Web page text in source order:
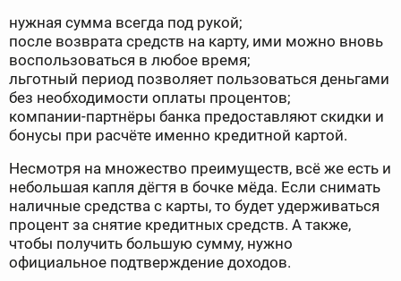
нужная сумма всегда под рукой;
после возврата средств на карту, ими можно вновь
воспользоваться в любое время;
льготный период позволяет пользоваться деньгами
без необходимости оплаты процентов;
компании-партнёры банка предоставляют скидки и
бонусы при расчёте именно кредитной картой.
Несмотря на множество преимуществ, всё же есть и
небольшая капля дёгтя в бочке мёда. Если снимать
наличные средства с карты, то будет удерживаться
процент за снятие кредитных средств. А также,
чтобы получить большую сумму, нужно
официальное подтверждение доходов.